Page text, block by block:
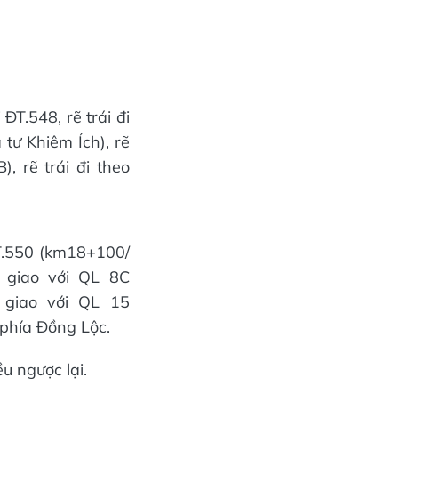
rẽ trái đi
Khiêm Ích), rẽ
rẽ trái đi theo
(km18+100/
với QL 8C
giao với QL 15
Đồng Lộc.
ngược lại.